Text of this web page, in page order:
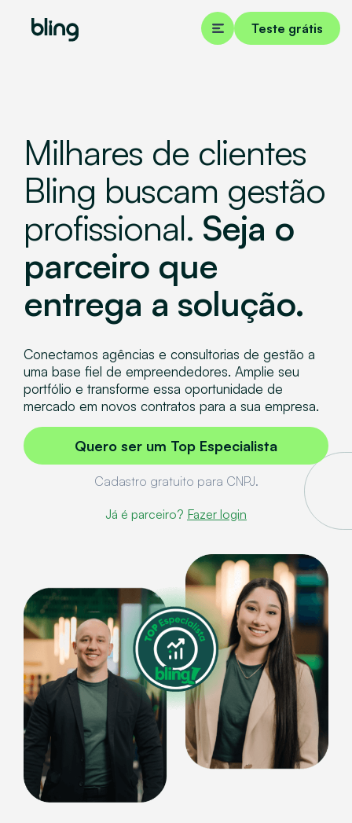
Teste grátis
Milhares de clientes
Bling buscam gestão
profissional. Seja o
parceiro que
entrega a solução.
Conectamos agências e consultorias de gestão a
uma base fiel de empreendedores. Amplie seu
portfólio e transforme essa oportunidade de
mercado em novos contratos para a sua empresa.
Quero ser um Top Especialista
Cadastro gratuito para CNPJ.
Já é parceiro? Fazer login